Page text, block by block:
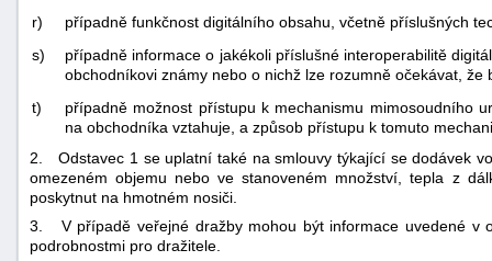
r)
případně funkčnost digitálního obsahu, včetně příslušných
s)
případně informace o jakékoli příslušné interoperabilitě
obchodníkovi známy nebo o nichž lze rozumně očekávat, že
t)
případně možnost přístupu k mechanismu mimosoudního
na obchodníka vztahuje, a způsob přístupu k tomuto
2. Odstavec 1 se uplatní také na smlouvy týkající se dodávek
omezeném objemu nebo ve stanoveném množství, tepla z
poskytnut na hmotném nosiči.
3. V případě veřejné dražby mohou být informace uvedené v
podrobnostmi pro dražitele.